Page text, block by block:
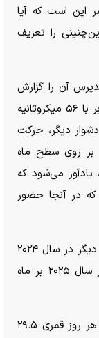
این است که آیا
را تعریف
آن را گزارش
کرد می‌گوید ساعت‌ها بر روی ماه، هر روز برابر با ۵۶ میکروثانیه
دیگر، حرکت
بر روی سطح ماه
یادآور می‌شود که
که در آنجا حضور
ناسا در نظر دارد پس از بیش از نیم قرن، بار دیگر در سال ۲۰۲۴
فضانوردانی را به ماه بفرستد و قصد دارد در سال ۲۰۲۵ بر ماه
مدت‌زمان روز‌های ماه با در نظر گرفتن اینکه هر روز قمری ۲۹.۵